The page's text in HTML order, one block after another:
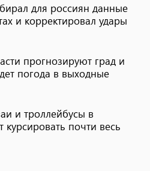
для россиян данные
и ​​корректировал удары
прогнозируют град и
погода в выходные
и троллейбусы в
курсировать почти весь